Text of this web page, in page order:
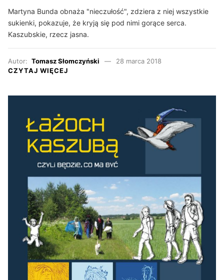
Martyna Bunda obnaża "nieczułość", zdziera z niej wszystkie
sukienki, pokazuje, że kryją się pod nimi gorące serca.
Kaszubskie, rzecz jasna.
Autor: Tomasz Słomczyński
28 marca 2018
CZYTAJ WIĘCEJ